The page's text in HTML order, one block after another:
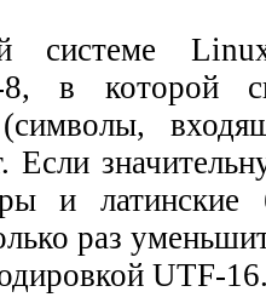
системе
8, в которой
и
раз
UTF-